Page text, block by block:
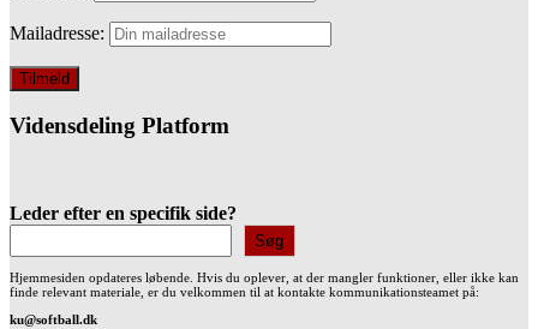
Mailadresse:
Vidensdeling Platform
Leder efter en specifik side?
Søg
Hjemmesiden opdateres løbende. Hvis du oplever, at der mangler funktioner, eller ikke kan
finde relevant materiale, er du velkommen til at kontakte kommunikationsteamet på:
ku@softball.dk